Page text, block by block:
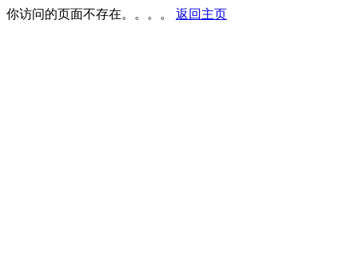
你访问的页面不存在。。。。 返回主页